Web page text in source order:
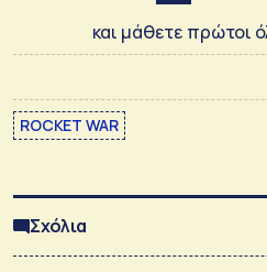
και μάθετε πρώτοι
ROCKET WAR
Σχόλια